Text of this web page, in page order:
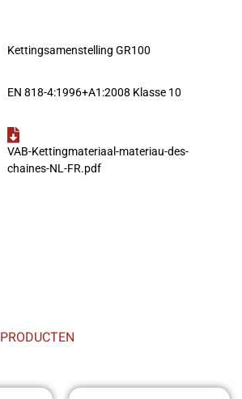
Kettingsamenstelling GR100
EN 818-4:1996+A1:2008 Klasse 10
VAB-Kettingmateriaal-materiau-des-
chaines-NL-FR.pdf
PRODUCTEN